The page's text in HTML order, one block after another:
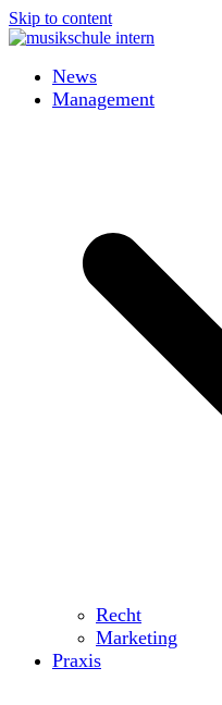
Skip to content
News
Management
Recht
Marketing
Praxis